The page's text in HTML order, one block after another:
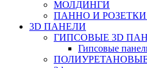
МОЛДИНГИ
ПАННО И
3D ПАНЕЛИ
ГИПСОВЫЕ 3D
Гипсовые